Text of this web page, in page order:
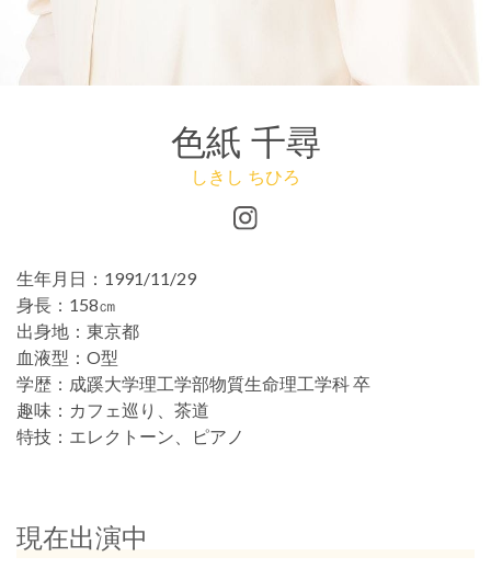
色紙 千尋
しきし ちひろ
生年月日： 1991/11/29
身長： 158㎝
出身地： 東京都
血液型： O型
学歴： 成蹊大学理工学部物質生命理工学科 卒
趣味： カフェ巡り、茶道
特技： エレクトーン、ピアノ
現在出演中